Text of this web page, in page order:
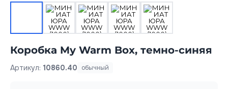
Коробка My Warm Box, темно-синяя
Артикул: 10860.40 обычный